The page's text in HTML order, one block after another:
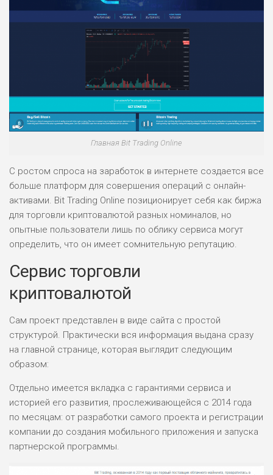
Главная Bit Trading Online
С ростом спроса на заработок в интернете создается все
больше платформ для совершения операций с онлайн-
активами. Bit Trading Online позиционирует себя как биржа
для торговли криптовалютой разных номиналов, но
опытные пользователи лишь по облику сервиса могут
определить, что он имеет сомнительную репутацию.
Сервис торговли
криптовалютой
Сам проект представлен в виде сайта с простой
структурой. Практически вся информация выдана сразу
на главной странице, которая выглядит следующим
образом:
Отдельно имеется вкладка с гарантиями сервиса и
историей его развития, прослеживающейся с 2014 года
по месяцам: от разработки самого проекта и регистрации
компании до создания мобильного приложения и запуска
партнерской программы.